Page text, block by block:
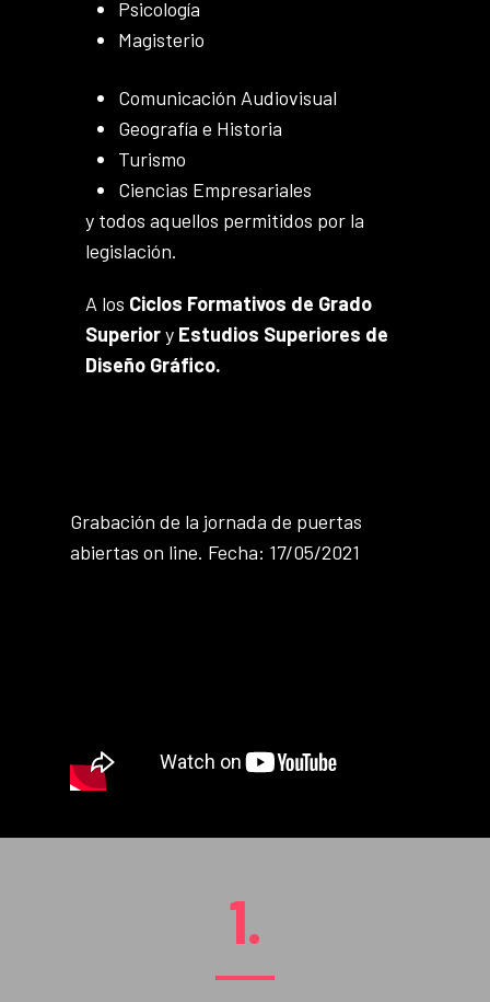
Psicología
Magisterio
Comunicación Audiovisual
Geografía e Historia
Turismo
Ciencias Empresariales
y todos aquellos permitidos por la
legislación.
A los Ciclos Formativos de Grado
Superiory Estudios Superiores de
Diseño Gráfico.
Grabación de la jornada de puertas
abiertas on line. Fecha: 17/05/2021
1.